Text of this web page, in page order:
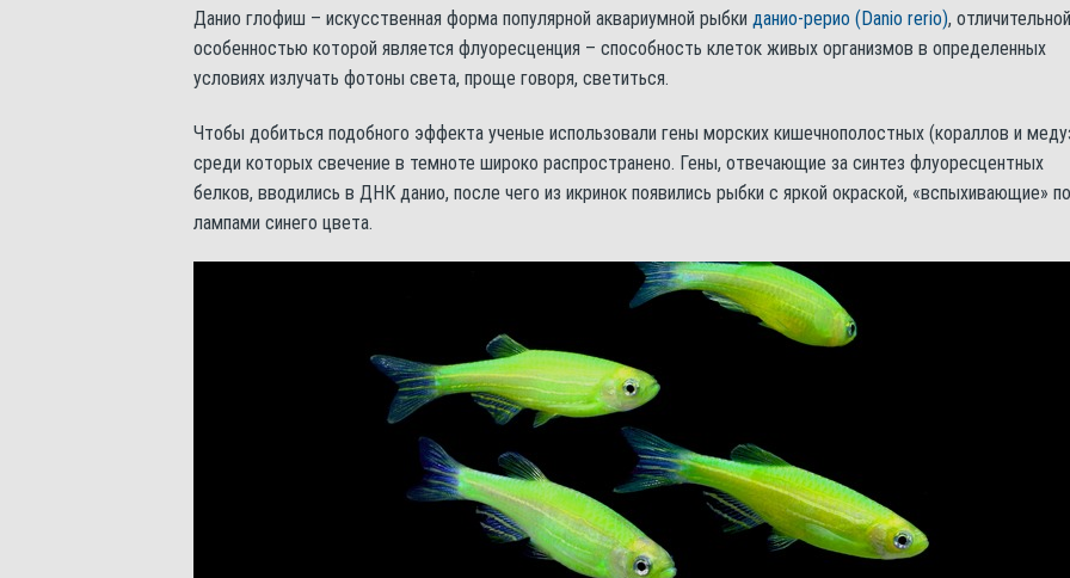
Данио глофиш – искусственная форма популярной аквариумной рыбки данио-рерио (Danio rerio), отличительной
особенностью которой является флуоресценция – способность клеток живых организмов в определенных
условиях излучать фотоны света, проще говоря, светиться.
Чтобы добиться подобного эффекта ученые использовали гены морских кишечнополостных (кораллов и
среди которых свечение в темноте широко распространено. Гены, отвечающие за синтез флуоресцентных
белков, вводились в ДНК данио, после чего из икринок появились рыбки с яркой окраской, «вспыхивающие»
лампами синего цвета.